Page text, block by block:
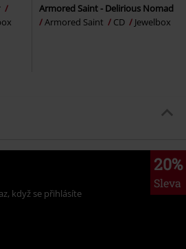
Armored Saint - Delirious Nomad
Armored Saint
CD Jewelbox
20%
Sleva
když se přihlásíte